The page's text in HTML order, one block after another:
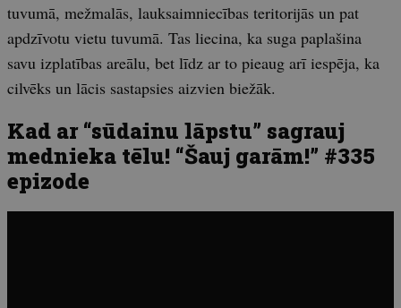
tuvumā, mežmalās, lauksaimniecības teritorijās un pat
apdzīvotu vietu tuvumā. Tas liecina, ka suga paplašina
savu izplatības areālu, bet līdz ar to pieaug arī iespēja, ka
cilvēks un lācis sastapsies aizvien biežāk.
Kad ar “sūdainu lāpstu” sagrauj
mednieka tēlu! “Šauj garām!” #335
epizode